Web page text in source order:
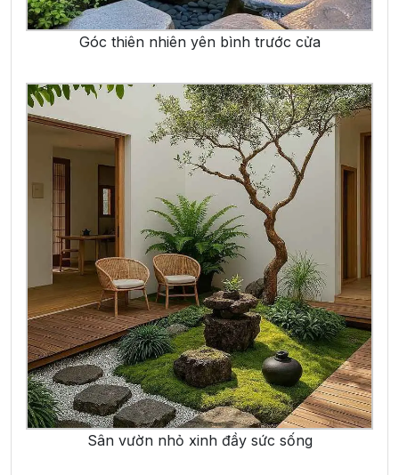
Góc thiên nhiên yên bình trước cửa
Sân vườn nhỏ xinh đầy sức sống